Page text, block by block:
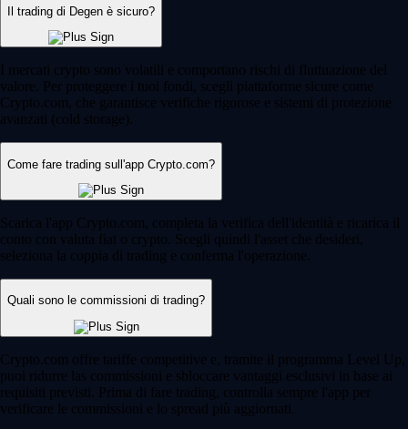
Il trading di Degen è sicuro?
I mercati crypto sono volatili e comportano rischi di fluttuazione del
valore. Per proteggere i tuoi fondi, scegli piattaforme sicure come
Crypto.com, che garantisce verifiche rigorose e sistemi di protezione
avanzati (cold storage).
Come fare trading sull'app Crypto.com?
Scarica l'app Crypto.com, completa la verifica dell'identità e ricarica il
conto con valuta fiat o crypto. Scegli quindi l'asset che desideri,
seleziona la coppia di trading e conferma l'operazione.
Quali sono le commissioni di trading?
Crypto.com offre tariffe competitive e, tramite il programma Level Up,
puoi ridurre las commissioni e sbloccare vantaggi esclusivi in base ai
requisiti previsti. Prima di fare trading, controlla sempre l'app per
verificare le commissioni e lo spread più aggiornati.